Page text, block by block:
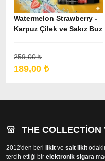
Watermelon Strawberry -
Karpuz Çilek ve Sakız Buz
259,00 ₺
189,00 ₺
THE COLLECTION
2012'den beri likit ve salt likit
tercih ettiği bir elektronik sigara